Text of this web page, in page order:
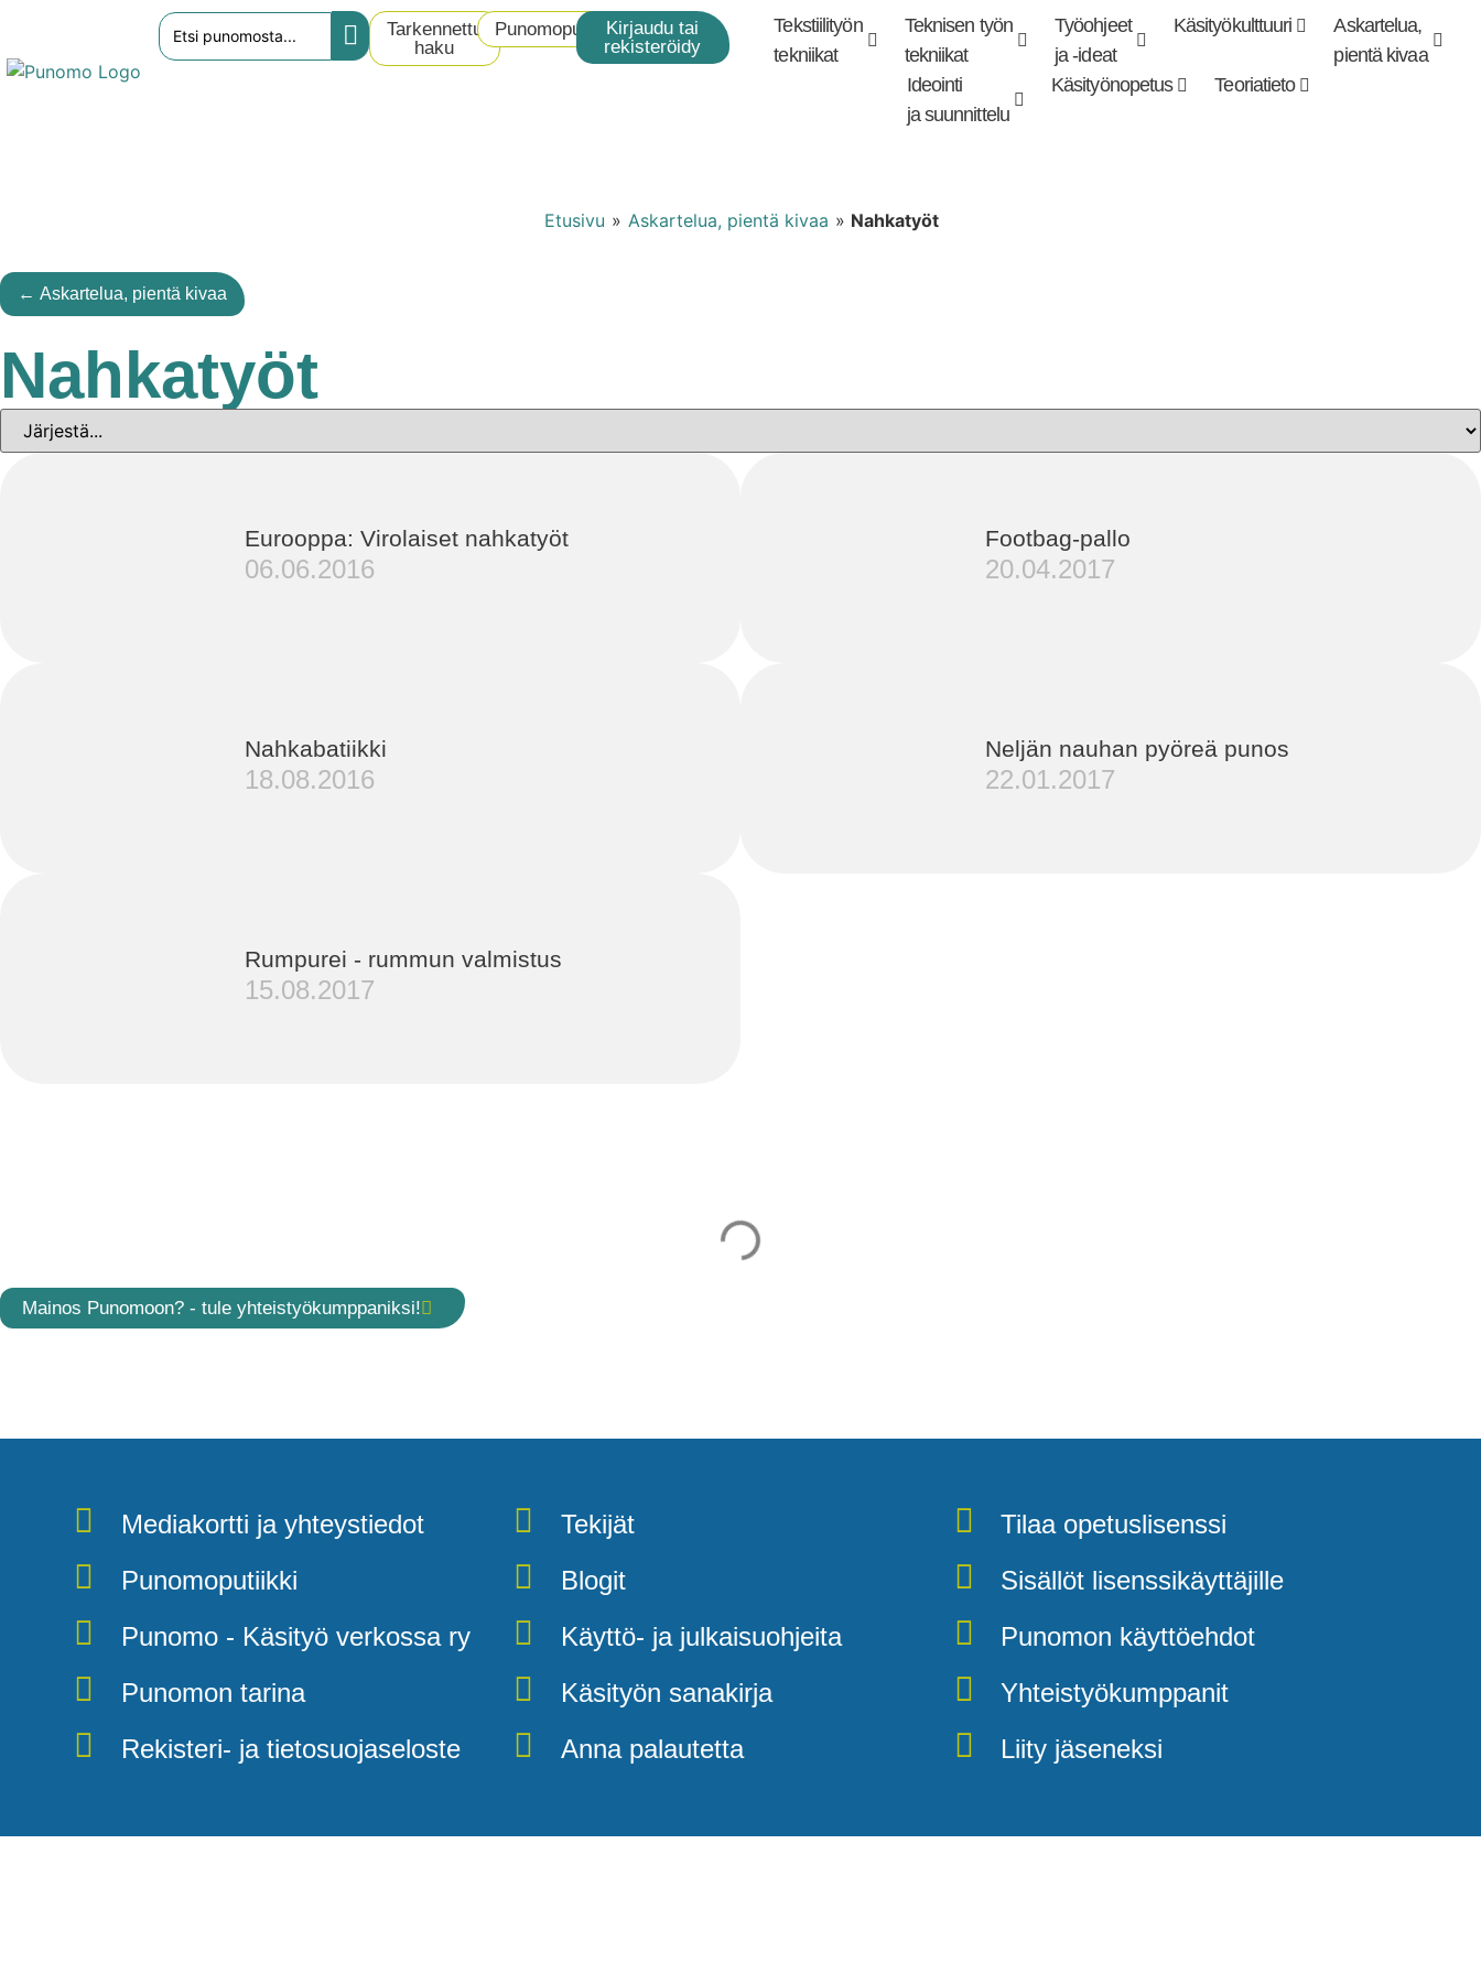
Tarkennettu
haku
PunomoputiikkiKirjaudu tai
rekisteröidy
Tekstiilityön
tekniikat
Teknisen työn
tekniikat
Työohjeet
ja -ideat
Käsityökulttuuri
Askartelua,
pientä kivaa
Ideointi
ja suunnittelu
Käsityönopetus Teoriatieto
Etusivu » Askartelua, pientä kivaa » Nahkatyöt
← Askartelua, pientä kivaa
Nahkatyöt
Eurooppa: Virolaiset nahkatyöt
06.06.2016
Footbag-pallo
20.04.2017
Nahkabatiikki
18.08.2016
Neljän nauhan pyöreä punos
22.01.2017
Rumpurei - rummun valmistus
15.08.2017
Mainos Punomoon? - tule yhteistyökumppaniksi!
Mediakortti ja yhteystiedot
Punomoputiikki
Punomo - Käsityö verkossa ry
Punomon tarina
Rekisteri- ja tietosuojaseloste
Tekijät
Blogit
Käyttö- ja julkaisuohjeita
Käsityön sanakirja
Anna palautetta
Tilaa opetuslisenssi
Sisällöt lisenssikäyttäjille
Punomon käyttöehdot
Yhteistyökumppanit
Liity jäseneksi